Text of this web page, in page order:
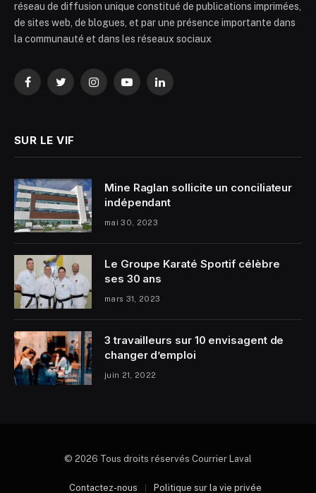
réseau de diffusion unique constitué de publications imprimées,
de sites web, de blogues, et par une présence importante dans
la communauté et dans les réseaux sociaux
FacebookTwitterInstagramYouTubeLinkedIn
SUR LE VIF
Mine Raglan sollicite un conciliateur
indépendant
mai 30, 2023
Le Groupe Karaté Sportif célèbre
ses 30 ans
mars 31, 2023
3 travailleurs sur 10 envisagent de
changer d’emploi
juin 21, 2022
© 2026 Tous droits réservés Courrier Laval
Contactez-nous Politique sur la vie privée